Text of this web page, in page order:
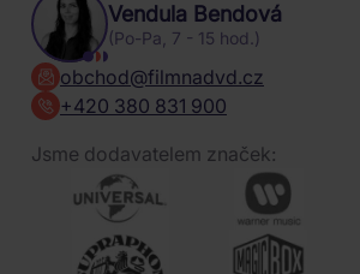
Vendula Bendová
(Po-Pa, 7 - 15 hod.)
obchod@filmnadvd.cz
+420 380 831 900
Jsme dodavatelem značek: